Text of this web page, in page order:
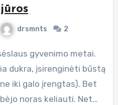
drsmnts 2
dukra, įsirenginėti būstą
iki galo įrengtas). Bet
noras keliauti. Net…